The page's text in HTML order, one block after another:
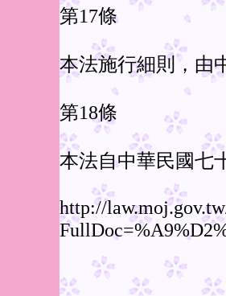
第17條
本法施行細則，由
第18條
本法自中華民國七
http://